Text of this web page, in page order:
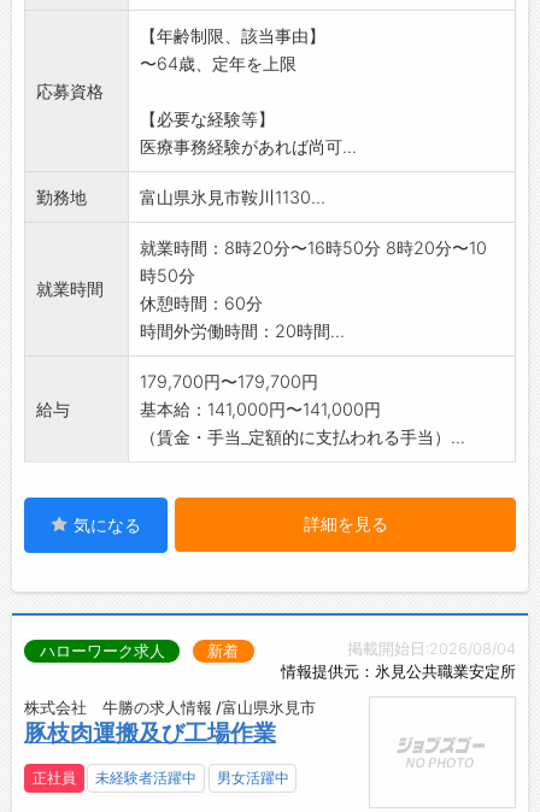
・外来窓口、入院担当 等
*業務に伴うパソコン操作必須
変更範囲:変更なし
応募資格
【年齢制限、該当事由】
〜64歳、定年を上限
【必要な経験等】
医療事務経験があれば尚可...
勤務地 富山県氷見市鞍川1130...
就業時間
就業時間：8時20分〜16時50分 8時20分〜10
時50分
休憩時間：60分
時間外労働時間：20時間...
給与
179,700円〜179,700円
基本給：141,000円〜141,000円
（賃金・手当_定額的に支払われる手当）...
気になる 詳細を見る
掲載開始日:2026/08/04
情報提供元：氷見公共職業安定所
ハローワーク求人 新着
株式会社 牛勝の求人情報 /富山県氷見市
豚枝肉運搬及び工場作業
正社員 未経験者活躍中 男女活躍中